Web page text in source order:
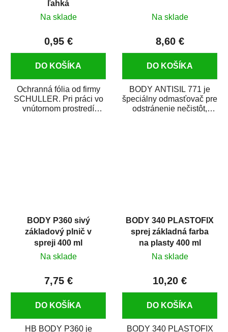
ľahká
Na sklade
0,95 €
DO KOŠÍKA
Ochranná fólia od firmy
SCHULLER. Pri práci vo
vnútornom prostredí
Na sklade
8,60 €
DO KOŠÍKA
BODY ANTISIL 771 je
špeciálny odmasťovač pre
odstránenie nečistôt,
BODY P360 sivý
základový plnič v
spreji 400 ml
Na sklade
7,75 €
DO KOŠÍKA
HB BODY P360 je
BODY 340 PLASTOFIX
sprej základná farba
na plasty 400 ml
Na sklade
10,20 €
DO KOŠÍKA
BODY 340 PLASTOFIX